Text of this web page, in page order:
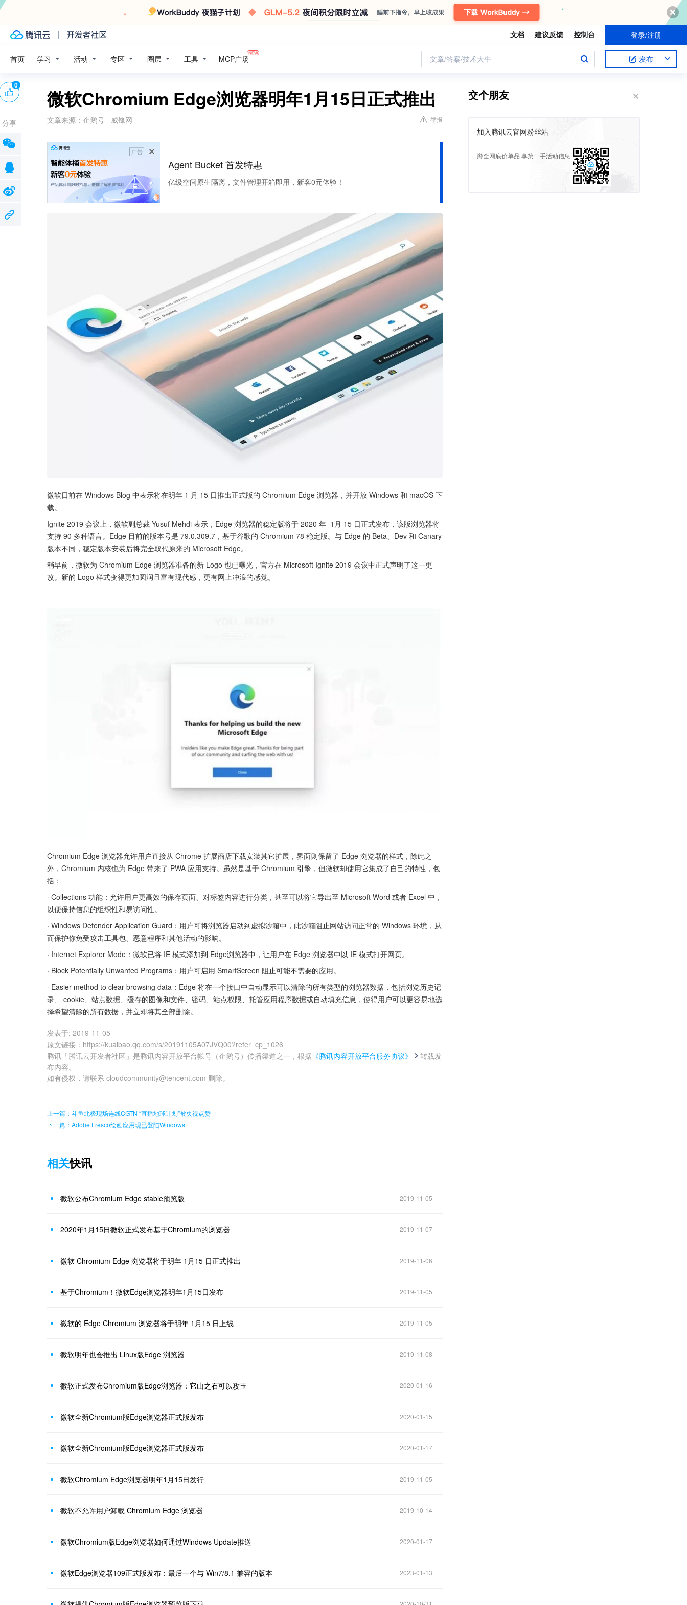
文档 建议反馈 控制台 登录/注册
首页 学习 活动 专区 圈层 工具 MCP广场 文章/答案/技术大牛 发布
微软Chromium Edge浏览器明年1月15日正式推出
文章来源： 企鹅号 - 威锋网 举报
广告
Agent Bucket 首发特惠
亿级空间原生隔离，文件管理开箱即用，新客0元体验！
微软日前在 Windows Blog 中表示将在明年 1 月 15 日推出正式版的 Chromium Edge 浏览器，并开放 Windows 和 macOS 下
载。
Ignite 2019 会议上，微软副总裁 Yusuf Mehdi 表示，Edge 浏览器的稳定版将于 2020 年  1月 15 日正式发布，该版浏览器将
支持 90 多种语言。Edge 目前的版本号是 79.0.309.7，基于谷歌的 Chromium 78 稳定版。与 Edge 的 Beta、Dev 和 Canary
版本不同，稳定版本安装后将完全取代原来的 Microsoft Edge。
稍早前，微软为 Chromium Edge 浏览器准备的新 Logo 也已曝光，官方在 Microsoft Ignite 2019 会议中正式声明了这一更
改。新的 Logo 样式变得更加圆润且富有现代感，更有网上冲浪的感觉。
Chromium Edge 浏览器允许用户直接从 Chrome 扩展商店下载安装其它扩展，界面则保留了 Edge 浏览器的样式，除此之
外，Chromium 内核也为 Edge 带来了 PWA 应用支持。虽然是基于 Chromium 引擎，但微软却使用它集成了自己的特性，包
括：
· Collections 功能：允许用户更高效的保存页面、对标签内容进行分类，甚至可以将它导出至 Microsoft Word 或者 Excel 中，
以便保持信息的组织性和易访问性。
· Windows Defender Application Guard：用户可将浏览器启动到虚拟沙箱中，此沙箱阻止网站访问正常的 Windows 环境，从
而保护你免受攻击工具包、恶意程序和其他活动的影响。
· Internet Explorer Mode：微软已将 IE 模式添加到 Edge浏览器中，让用户在 Edge 浏览器中以 IE 模式打开网页。
· Block Potentially Unwanted Programs：用户可启用 SmartScreen 阻止可能不需要的应用。
· Easier method to clear browsing data：Edge 将在一个接口中自动显示可以清除的所有类型的浏览器数据，包括浏览历史记
录、 cookie、站点数据、缓存的图像和文件、密码、站点权限、托管应用程序数据或自动填充信息，使得用户可以更容易地选
择希望清除的所有数据，并立即将其全部删除。
发表于: 2019-11-05
原文链接 ： https://kuaibao.qq.com/s/20191105A07JVQ00?refer=cp_1026
腾讯「腾讯云开发者社区」是腾讯内容开放平台帐号（企鹅号）传播渠道之一，根据 《腾讯内容开放平台服务协议》
转载发
布内容。
如有侵权，请联系 cloudcommunity@tencent.com 删除。
0
分享
上一篇：斗鱼北极现场连线CGTN “直播地球计划”被央视点赞
下一篇：Adobe Fresco绘画应用现已登陆Windows
相关快讯
微软公布Chromium Edge stable预览版 2019-11-05
2020年1月15日微软正式发布基于Chromium的浏览器 2019-11-07
微软 Chromium Edge 浏览器将于明年 1月15 日正式推出 2019-11-06
基于Chromium！微软Edge浏览器明年1月15日发布 2019-11-05
微软的 Edge Chromium 浏览器将于明年 1月15 日上线 2019-11-05
微软明年也会推出 Linux版Edge 浏览器 2019-11-08
微软正式发布Chromium版Edge浏览器：它山之石可以攻玉 2020-01-16
微软全新Chromium版Edge浏览器正式版发布 2020-01-15
微软全新Chromium版Edge浏览器正式版发布 2020-01-17
微软Chromium Edge浏览器明年1月15日发行 2019-11-05
微软不允许用户卸载 Chromium Edge 浏览器 2019-10-14
微软Chromium版Edge浏览器如何通过Windows Update推送 2020-01-17
微软Edge浏览器109正式版发布：最后一个与 Win7/8.1 兼容的版本 2023-01-13
交个朋友
加入腾讯云官网粉丝站
蹲全网底价单品 享第一手活动信息